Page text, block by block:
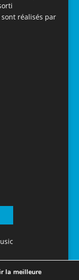
réalisés par
la meilleure